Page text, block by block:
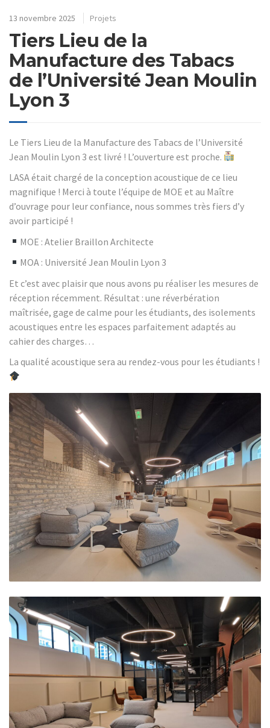
13 novembre 2025 Projets
Tiers Lieu de la
Manufacture des Tabacs
de l’Université Jean Moulin
Lyon 3
Le Tiers Lieu de la Manufacture des Tabacs de l’Université
Jean Moulin Lyon 3 est livré ! L’ouverture est proche.
LASA était chargé de la conception acoustique de ce lieu
magnifique ! Merci à toute l’équipe de MOE et au Maître
d’ouvrage pour leur confiance, nous sommes très fiers d’y
avoir participé !
MOE : Atelier Braillon Architecte
MOA : Université Jean Moulin Lyon 3
Et c’est avec plaisir que nous avons pu réaliser les mesures de
réception récemment. Résultat : une réverbération
maîtrisée, gage de calme pour les étudiants, des isolements
acoustiques entre les espaces parfaitement adaptés au
cahier des charges…
La qualité acoustique sera au rendez-vous pour les étudiants !